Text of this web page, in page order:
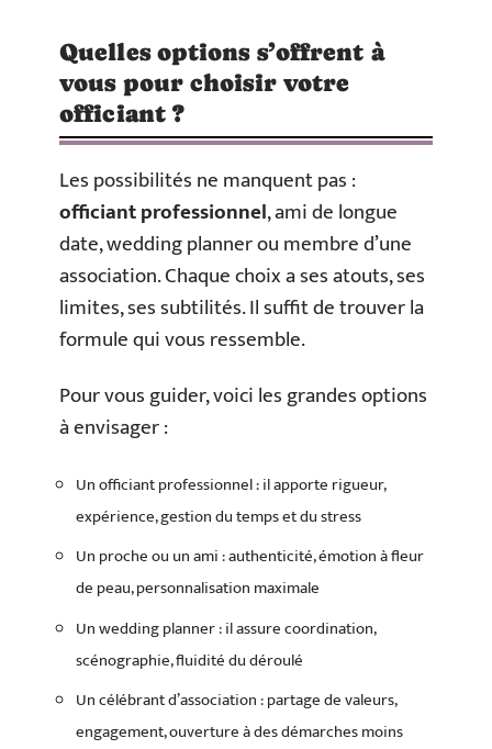
Quelles options s’offrent à
vous pour choisir votre
officiant ?
Les possibilités ne manquent pas :
officiant professionnel, ami de longue
date, wedding planner ou membre d’une
association. Chaque choix a ses atouts, ses
limites, ses subtilités. Il suffit de trouver la
formule qui vous ressemble.
Pour vous guider, voici les grandes options
à envisager :
Un officiant professionnel : il apporte rigueur,
expérience, gestion du temps et du stress
Un proche ou un ami : authenticité, émotion à fleur
de peau, personnalisation maximale
Un wedding planner : il assure coordination,
scénographie, fluidité du déroulé
Un célébrant d’association : partage de valeurs,
engagement, ouverture à des démarches moins